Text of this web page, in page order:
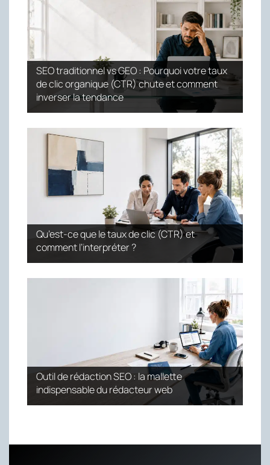
SEO traditionnel vs GEO : Pourquoi votre taux
de clic organique (CTR) chute et comment
inverser la tendance
Qu’est-ce que le taux de clic (CTR) et
comment l’interpréter ?
Outil de rédaction SEO : la mallette
indispensable du rédacteur web